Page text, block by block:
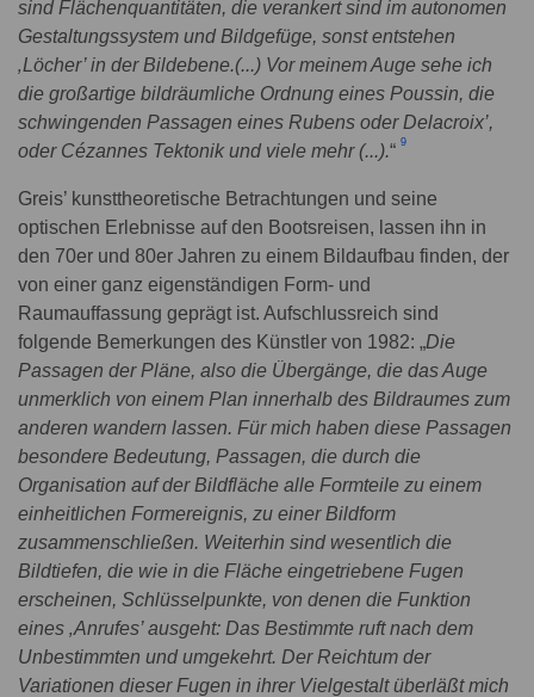
sind Flächenquantitäten, die verankert sind im autonomen
Gestaltungssystem und Bildgefüge, sonst entstehen
‚Löcher’ in der Bildebene.(...) Vor meinem Auge sehe ich
die großartige bildräumliche Ordnung eines Poussin, die
schwingenden Passagen eines Rubens oder Delacroix’,
oder Cézannes Tektonik und viele mehr (...).“ 9
Greis’ kunsttheoretische Betrachtungen und seine
optischen Erlebnisse auf den Bootsreisen, lassen ihn in
den 70er und 80er Jahren zu einem Bildaufbau finden, der
von einer ganz eigenständigen Form- und
Raumauffassung geprägt ist. Aufschlussreich sind
folgende Bemerkungen des Künstler von 1982: „Die
Passagen der Pläne, also die Übergänge, die das Auge
unmerklich von einem Plan innerhalb des Bildraumes zum
anderen wandern lassen. Für mich haben diese Passagen
besondere Bedeutung, Passagen, die durch die
Organisation auf der Bildfläche alle Formteile zu einem
einheitlichen Formereignis, zu einer Bildform
zusammenschließen. Weiterhin sind wesentlich die
Bildtiefen, die wie in die Fläche eingetriebene Fugen
erscheinen, Schlüsselpunkte, von denen die Funktion
eines ‚Anrufes’ ausgeht: Das Bestimmte ruft nach dem
Unbestimmten und umgekehrt. Der Reichtum der
Variationen dieser Fugen in ihrer Vielgestalt überläßt mich